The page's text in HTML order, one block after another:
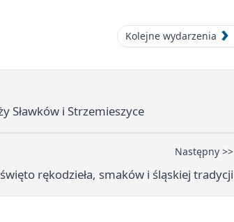
Kolejne wydarzenia
Sławków i Strzemieszyce
Następny >>
rękodzieła, smaków i śląskiej tradycji